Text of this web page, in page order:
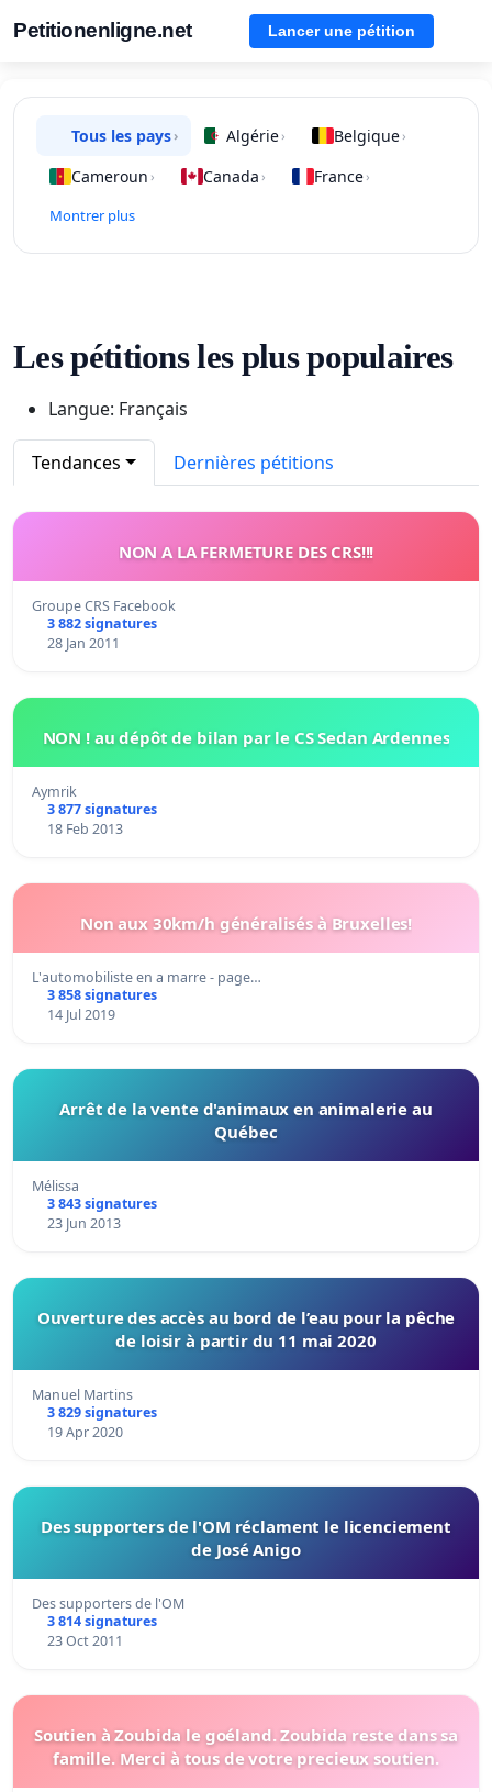
Petitionenligne.net Lancer une pétition
Tous les pays› Algérie› Belgique›
Cameroun › Canada › France›
Montrer plus
Les pétitions les plus populaires
Langue: Français
Tendances Dernières pétitions
NON A LA FERMETURE DES CRS!!!
Groupe CRS Facebook
3 882 signatures
28 Jan 2011
NON ! au dépôt de bilan par le CS Sedan Ardennes
Aymrik
3 877 signatures
18 Feb 2013
Non aux 30km/h généralisés à Bruxelles!
L'automobiliste en a marre - page…
3 858 signatures
14 Jul 2019
Arrêt de la vente d'animaux en animalerie au
Québec
Mélissa
3 843 signatures
23 Jun 2013
Ouverture des accès au bord de l’eau pour la pêche
de loisir à partir du 11 mai 2020
Manuel Martins
3 829 signatures
19 Apr 2020
Des supporters de l'OM réclament le licenciement
de José Anigo
Des supporters de l'OM
3 814 signatures
23 Oct 2011
Soutien à Zoubida le goéland. Zoubida reste dans sa
famille. Merci à tous de votre precieux soutien.